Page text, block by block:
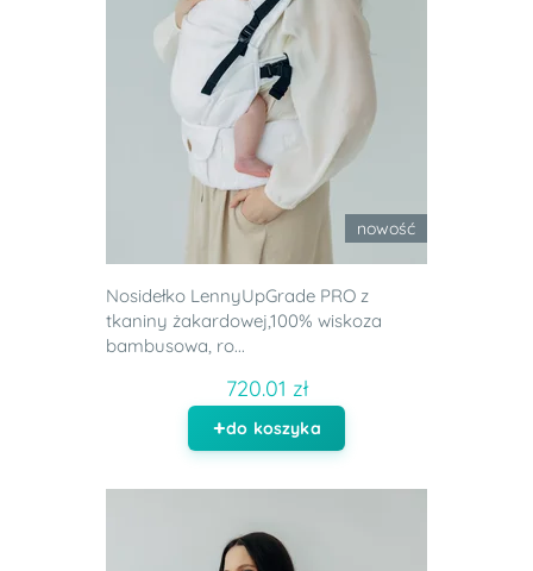
nowość
Nosidełko LennyUpGrade PRO z
tkaniny żakardowej,100% wiskoza
bambusowa, ro...
720.01 zł
do koszyka